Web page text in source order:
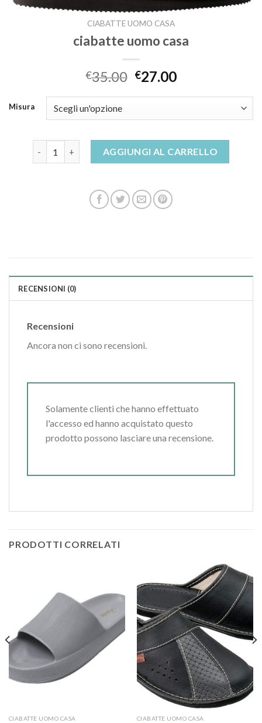
CIABATTE UOMO CASA
ciabatte uomo casa
€35.00 €27.00
Misura
AGGIUNGI AL CARRELLO
RECENSIONI (0)
Recensioni
Ancora non ci sono recensioni.
Solamente clienti che hanno effettuato
l'accesso ed hanno acquistato questo
prodotto possono lasciare una recensione.
PRODOTTI CORRELATI
CIABATTE UOMO CASA CIABATTE UOMO CASA